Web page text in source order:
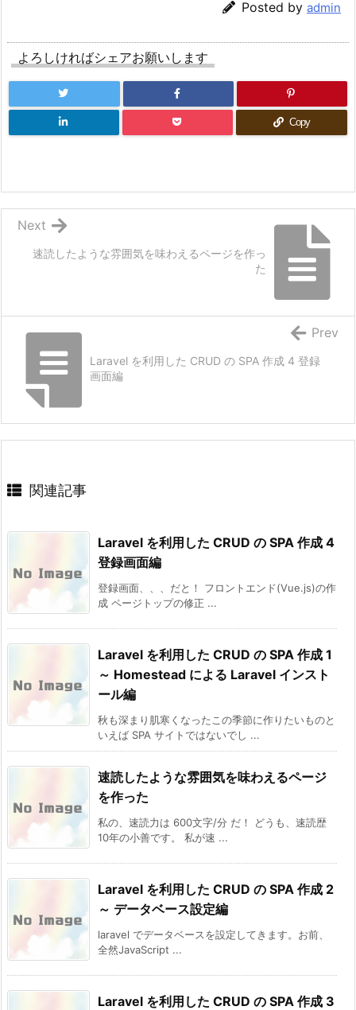
Posted by admin
よろしければシェアお願いします
Copy
速読したような雰囲気を味わえるページを作っ
た
Next
Laravel を利用した CRUD の SPA 作成 4 登録
画面編
Prev
関連記事
Laravel を利用した CRUD の SPA 作成 4
登録画面編
登録画面、、、だと！ フロントエンド(Vue.js)の作
成 ページトップの修正 ...
Laravel を利用した CRUD の SPA 作成 1
～ Homestead による Laravel インスト
ール編
秋も深まり肌寒くなったこの季節に作りたいものと
いえば SPA サイトではないでし ...
速読したような雰囲気を味わえるページ
を作った
私の、速読力は 600文字/分 だ！ どうも、速読歴
10年の小善です。 私が速 ...
Laravel を利用した CRUD の SPA 作成 2
～ データベース設定編
laravel でデータベースを設定してきます。お前、
全然JavaScript ...
Laravel を利用した CRUD の SPA 作成 3